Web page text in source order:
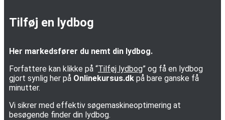
Tilføj en lydbog
Her markedsfører du nemt din lydbog.
Forfattere kan klikke på “Tilføj lydbog” og få en lydbog
gjort synlig her på Onlinekursus.dk på bare ganske få
minutter.
Vi sikrer med effektiv søgemaskineoptimering at
besøgende finder din lydbog.